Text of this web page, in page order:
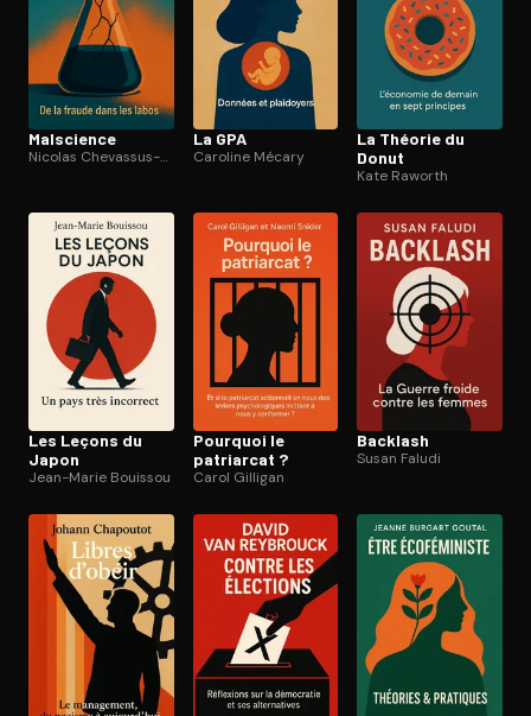
Malscience
Nicolas Chevassus-au-Louis
La GPA
Caroline Mécary
La Théorie du
Donut
Kate Raworth
Les Leçons du
Japon
Jean-Marie Bouissou
Pourquoi le
patriarcat ?
Carol Gilligan
Backlash
Susan Faludi